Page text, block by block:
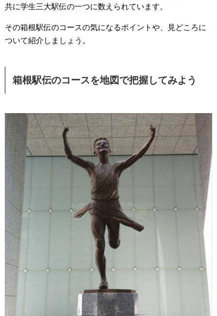
共に学生三大駅伝の一つに数えられています。
その箱根駅伝のコースの気になるポイントや、見どころに
ついて紹介しましょう。
箱根駅伝のコースを地図で把握してみよう